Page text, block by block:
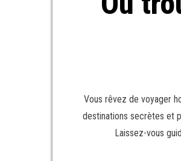
Vous rêvez de voyager
destinations secrètes et
Laissez-vous